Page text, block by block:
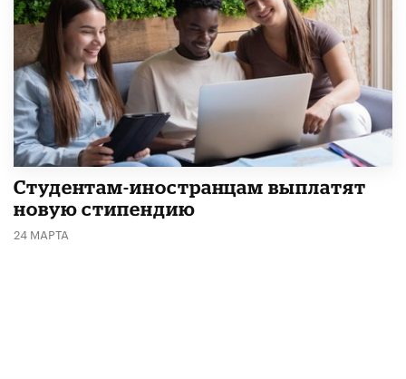
Студентам-иностранцам выплатят
новую стипендию
24 МАРТА